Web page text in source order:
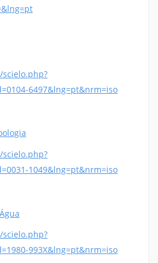
6497&lng=pt&nrm=iso
1049&lng=pt&nrm=iso
993X&lng=pt&nrm=iso